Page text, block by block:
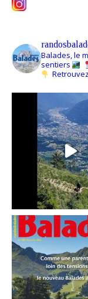
Balades, le
sentiers